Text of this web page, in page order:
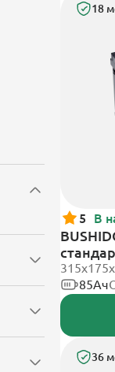
18
5 В
85Ач
36